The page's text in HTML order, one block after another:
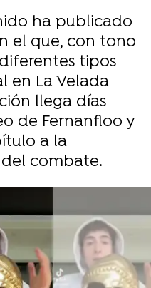
ha publicado
el que, con tono
tipos
en La Velada
llega días
de Fernanfloo y
a la
combate.